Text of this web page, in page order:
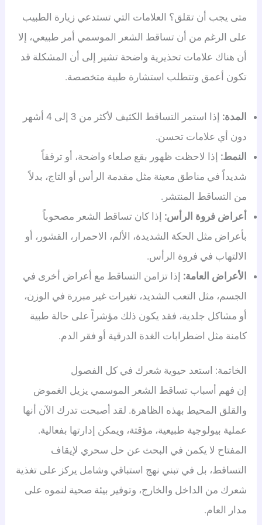
متى يجب أن تقلق؟ العلامات التي تستدعي زيارة الطبيب
على الرغم من أن تساقط الشعر الموسمي أمر طبيعي، إلا
أن هناك علامات تحذيرية واضحة تشير إلى أن المشكلة قد
تكون أعمق وتتطلب استشارة طبية متخصصة.
المدة:
إذا استمر التساقط الكثيف لأكثر من 3 إلى 4 أشهر
دون أي علامات تحسن.
النمط:إذا لاحظت ظهور بقع صلعاء واضحة، أو ترققاً
شديداً في مناطق معينة مثل مقدمة الرأس أو التاج، بدلاً
من التساقط المنتشر.
أعراض فروة الرأس:إذا كان تساقط الشعر مصحوباً
بأعراض مثل الحكة الشديدة، الألم، الاحمرار، القشور، أو
الالتهاب في فروة الرأس.
الأعراض العامة:إذا تزامن التساقط مع أعراض أخرى في
الجسم، مثل التعب الشديد، تغيرات غير مبررة في الوزن،
أو مشاكل جلدية، فقد يكون ذلك مؤشراً على حالة طبية
كامنة مثل اضطرابات الغدة الدرقية أو فقر الدم.
الخاتمة: استعد حيوية شعرك في كل الفصول
إن فهم أسباب تساقط الشعر الموسمي يزيل الغموض
والقلق المحيط بهذه الظاهرة. لقد أصبحت تدرك الآن أنها
عملية بيولوجية طبيعية، مؤقتة، ويمكن إدارتها بفعالية.
المفتاح لا يكمن في البحث عن حل سحري لإيقاف
التساقط، بل في تبني نهج استباقي وشامل يركز على تغذية
شعرك من الداخل والخارج، وتوفير بيئة صحية لنموه على
مدار العام.